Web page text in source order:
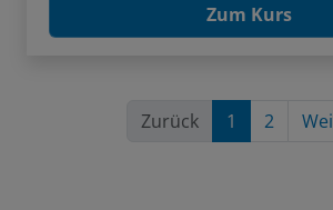
Zum Kurs
Zurück 1 2